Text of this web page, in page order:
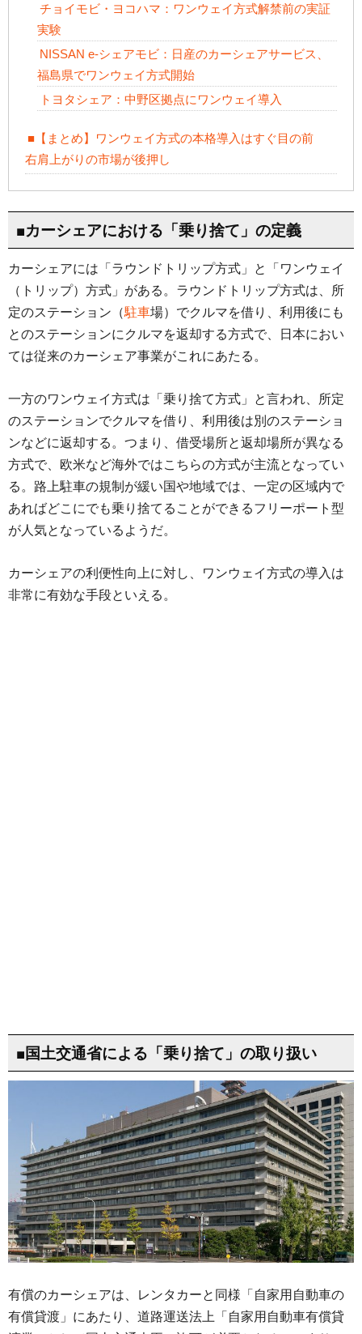
チョイモビ・ヨコハマ：ワンウェイ方式解禁前の実証
実験
NISSAN e-シェアモビ：日産のカーシェアサービス、
福島県でワンウェイ方式開始
トヨタシェア：中野区拠点にワンウェイ導入
■【まとめ】ワンウェイ方式の本格導入はすぐ目の前
右肩上がりの市場が後押し
■カーシェアにおける「乗り捨て」の定義
カーシェアには「ラウンドトリップ方式」と「ワンウェイ
（トリップ）方式」がある。ラウンドトリップ方式は、所
定のステーション（駐車場）でクルマを借り、利用後にも
とのステーションにクルマを返却する方式で、日本におい
ては従来のカーシェア事業がこれにあたる。
一方のワンウェイ方式は「乗り捨て方式」と言われ、所定
のステーションでクルマを借り、利用後は別のステーショ
ンなどに返却する。つまり、借受場所と返却場所が異なる
方式で、欧米など海外ではこちらの方式が主流となってい
る。路上駐車の規制が緩い国や地域では、一定の区域内で
あればどこにでも乗り捨てることができるフリーポート型
が人気となっているようだ。
カーシェアの利便性向上に対し、ワンウェイ方式の導入は
非常に有効な手段といえる。
■国土交通省による「乗り捨て」の取り扱い
有償のカーシェアは、レンタカーと同様「自家用自動車の
有償貸渡」にあたり、道路運送法上「自家用自動車有償貸